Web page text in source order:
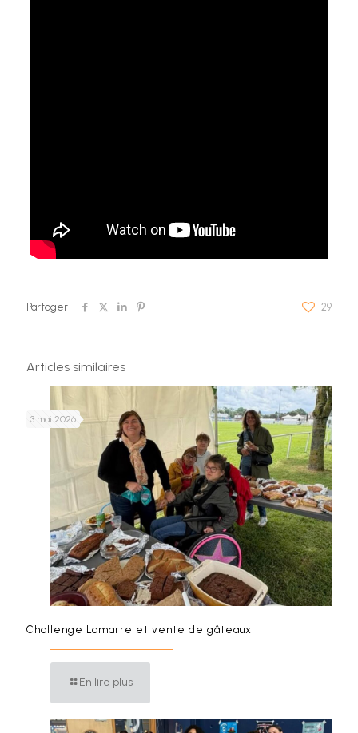
Partager 29
Articles similaires
3 mai 2026
Challenge Lamarre et vente de gâteaux
En lire plus